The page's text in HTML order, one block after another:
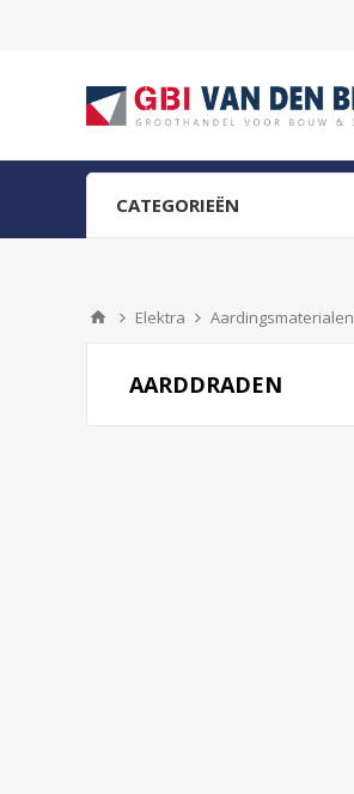
CATEGORIEËN
Elektra Aardingsmaterialen
AARDDRADEN